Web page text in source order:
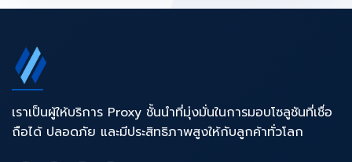
เราเป็นผู้ให้บริการ Proxy ชั้นนำที่มุ่งมั่นในการมอบโซลูชันที่เชื่อ
ถือได้ ปลอดภัย และมีประสิทธิภาพสูงให้กับลูกค้าทั่วโลก